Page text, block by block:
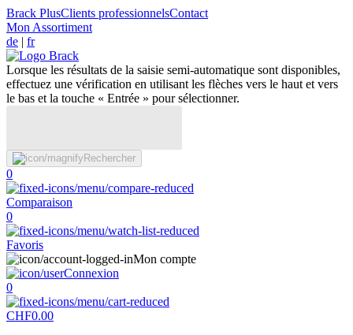
Brack PlusClients professionnelsContact
Mon Assortiment
de | fr
Lorsque les résultats de la saisie semi-automatique sont disponibles,
effectuez une vérification en utilisant les flèches vers le haut et vers
le bas et la touche « Entrée » pour sélectionner.
Rechercher
0
Comparaison
0
Favoris
Mon compte
Connexion
0
CHF0.00